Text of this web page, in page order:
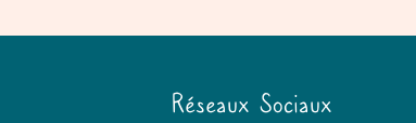
Réseaux Sociaux